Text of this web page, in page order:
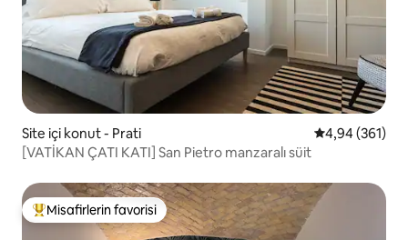
Site içi konut - Prati 5 üzerinden
4,94 (361)
[VATİKAN ÇATI KATI] San Pietro manzaralı süit
Misafirlerin favorilerinden en beğenilenler arasında
Misafirlerin favorisi